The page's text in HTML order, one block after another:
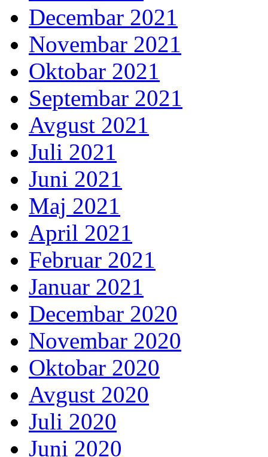
Decembar 2021
Novembar 2021
Oktobar 2021
Septembar 2021
Avgust 2021
Juli 2021
Juni 2021
Maj 2021
April 2021
Februar 2021
Januar 2021
Decembar 2020
Novembar 2020
Oktobar 2020
Avgust 2020
Juli 2020
Juni 2020